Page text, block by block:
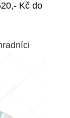
0,- Kč do